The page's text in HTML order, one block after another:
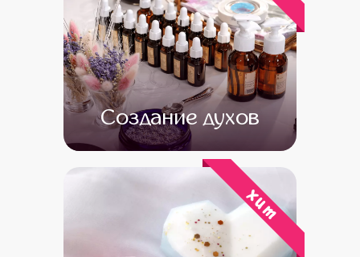
Создание духов
от 15 500 от 13 500
хит